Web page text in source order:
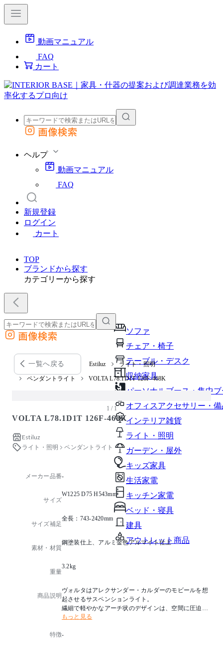
動画マニュアル
FAQ
カート
外部サイトの商品をカートに追加
画像検索
ヘルプ
動画マニュアル
FAQ
新規登録
ログイン
カート
TOP
ブランドから探す
カテゴリーから探す
ソファ
チェア・椅子
テーブル・デスク
収納家具
パーソナルブース・集中
オフィスアクセサリー・備
インテリア雑貨
ライト・照明
ガーデン・屋外
キッズ家具
生活家電
キッチン家電
ベッド・寝具
建具
アウトレット商品
外部サイトの商品をカートに追加
他のサイトで見つけた商品ページのURLを貼り付けて、カートに追加できます
画像検索
一覧へ戻る Estiluz ライト・照明
ペンダントライト VOLTA L78.1D1T 126F-468K
1 / 1
VOLTA L78.1D1T 126F-468K
Estiluz
ライト・照明
ペンダントライト
メーカー品番-
サイズ
W1225 D75 H543mm
サイズ補足
全長：743-2420mm
素材・材質
鋼塗装仕上、アルミ金色アルマイト仕上
重量
3.2kg
商品説明
ヴォルタはアレクサンダー・カルダーのモビールを想
起させるサスペンションライト。
繊細で軽やかなアーチ状のデザインは、空間に圧迫感
を感じさせずにテーブル全体をドラマチックに照らし
豊富なバリエーションによってさまざまな長さのテー
もっと見る
特徴-